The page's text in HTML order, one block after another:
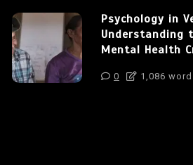
Psychology in
Understanding
Mental Health
0 1,086 word